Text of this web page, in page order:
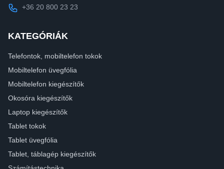
+36 20 800 23 23
KATEGÓRIÁK
Telefontok, mobiltelefon tokok
Mobiltelefon üvegfólia
Mobiltelefon kiegészítők
Okosóra kiegészítők
Laptop kiegészítők
Tablet tokok
Tablet üvegfólia
Tablet, táblagép kiegészítők